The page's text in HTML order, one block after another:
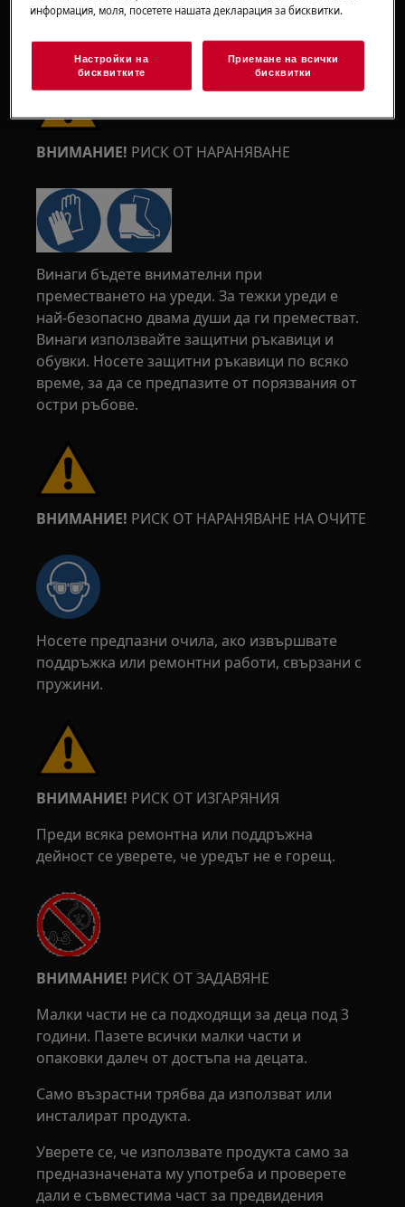
ВНИМАНИЕ! РИСК ОТ НАРАНЯВАНЕ
Винаги бъдете внимателни при
преместването на уреди. За тежки уреди е
най-безопасно двама души да ги преместват.
Винаги използвайте защитни ръкавици и
обувки. Носете защитни ръкавици по всяко
време, за да се предпазите от порязвания от
остри ръбове.
ВНИМАНИЕ! РИСК ОТ НАРАНЯВАНЕ НА ОЧИТЕ
Носете предпазни очила, ако извършвате
поддръжка или ремонтни работи, свързани с
пружини.
ВНИМАНИЕ! РИСК ОТ ИЗГАРЯНИЯ
Преди всяка ремонтна или поддръжна
дейност се уверете, че уредът не е горещ.
ВНИМАНИЕ! РИСК ОТ ЗАДАВЯНЕ
Малки части не са подходящи за деца под 3
години. Пазете всички малки части и
опаковки далеч от достъпа на децата.
Само възрастни трябва да използват или
инсталират продукта.
Уверете се, че използвате продукта само за
предназначената му употреба и проверете
дали е съвместима част за предвидения
информация, моля, посетете нашата декларация за бисквитки.
Настройки на
бисквитките
Приемане на всички
бисквитки